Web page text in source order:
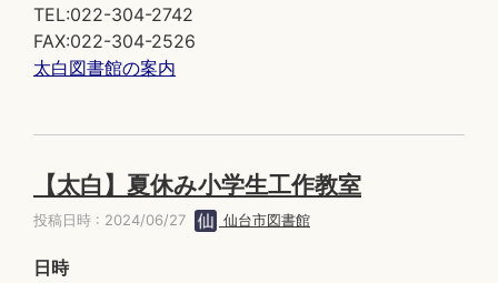
TEL:022-304-2742
FAX:022-304-2526
太白図書館の案内
【太白】夏休み小学生工作教室
投稿日時 : 2024/06/27 仙台市図書館
日時